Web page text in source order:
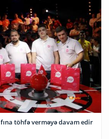
töhfə verməyə davam edir